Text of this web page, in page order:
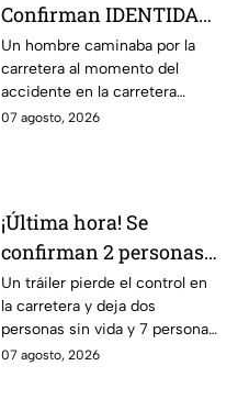
Confirman IDENTIDAD
de uno de los
lesionados tras fatal
accid3nte en Irapuato
Un hombre caminaba por la
carretera al momento del
accidente en la carretera
Irapuato-Abasolo en el Trébol.
07 agosto, 2026
¡Última hora! Se
confirman 2 personas
fall3cidas y 7
lesion4dos en
accid3nte carretero en
Irapuato; esto se sabe
Un tráiler pierde el control en
la carretera y deja dos
personas sin vida y 7 personas
más lesionadas.
07 agosto, 2026